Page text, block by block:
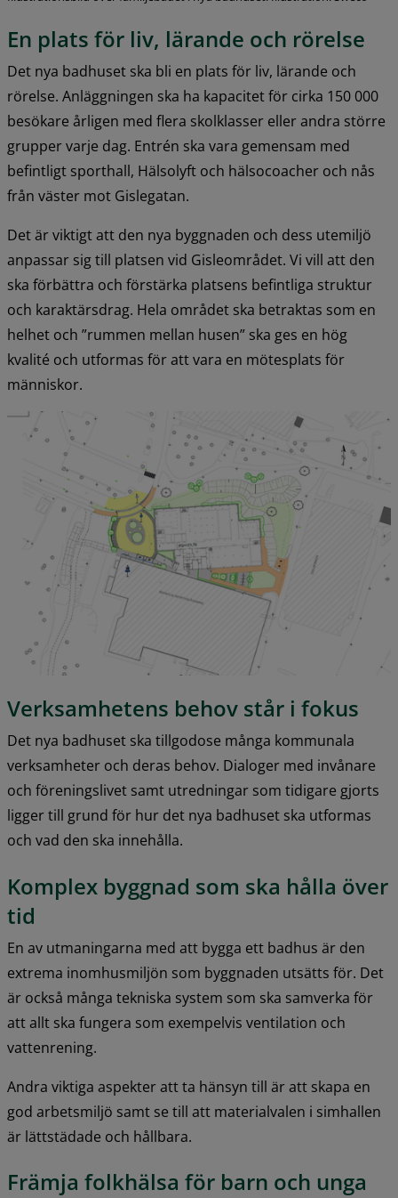
En plats för liv, lärande och rörelse
Det nya badhuset ska bli en plats för liv, lärande och
rörelse. Anläggningen ska ha kapacitet för cirka 150 000
besökare årligen med flera skolklasser eller andra större
grupper varje dag. Entrén ska vara gemensam med
befintligt sporthall, Hälsolyft och hälsocoacher och nås
från väster mot Gislegatan.
Det är viktigt att den nya byggnaden och dess utemiljö
anpassar sig till platsen vid Gisleområdet. Vi vill att den
ska förbättra och förstärka platsens befintliga struktur
och karaktärsdrag. Hela området ska betraktas som en
helhet och ”rummen mellan husen” ska ges en hög
kvalité och utformas för att vara en mötesplats för
människor.
Verksamhetens behov står i fokus
Det nya badhuset ska tillgodose många kommunala
verksamheter och deras behov. Dialoger med invånare
och föreningslivet samt utredningar som tidigare gjorts
ligger till grund för hur det nya badhuset ska utformas
och vad den ska innehålla.
Komplex byggnad som ska hålla över
tid
En av utmaningarna med att bygga ett badhus är den
extrema inomhusmiljön som byggnaden utsätts för. Det
är också många tekniska system som ska samverka för
att allt ska fungera som exempelvis ventilation och
vattenrening.
Andra viktiga aspekter att ta hänsyn till är att skapa en
god arbetsmiljö samt se till att materialvalen i simhallen
är lättstädade och hållbara.
Främja folkhälsa för barn och unga